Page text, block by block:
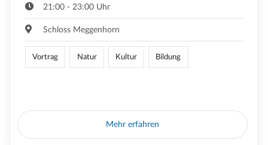
21:00 - 23:00 Uhr
Schloss Meggenhorn
Vortrag Natur Kultur Bildung
Mehr erfahren